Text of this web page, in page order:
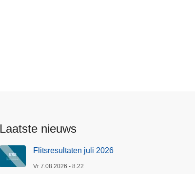
Laatste nieuws
Flitsresultaten juli 2026
Vr 7.08.2026 - 8:22